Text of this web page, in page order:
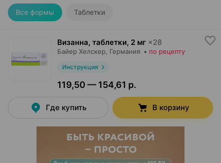
Все формы Таблетки
Визанна, таблетки, 2 мг ×28
Байер Хелскер , Германия • по рецепту
Инструкция
119,50 — 154,61 р.
Где купить В корзину